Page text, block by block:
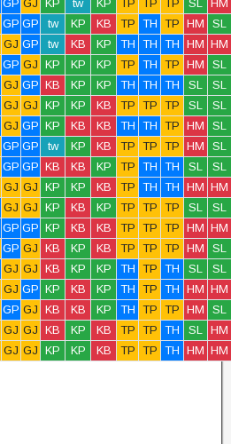
GP GJ KP tw KP TP TP TP SL HM
GP GP tw KP KB TP TH TP HM
SL
GJ GP tw KB KP TH TH TH HM HM
GP GJ KP KP KP TP TH TP HM
SL
GJ GP KB KP KP TH TH TH SL
SL
GJ GJ KP KP KB TP TP TP SL
SL
GJ GP KP KB KB TH TH TP HM
SL
GP GP tw KP KB TP TP TP HM
SL
GP GP KB KB KP TP TH TH SL
SL
GJ GJ KP KP KB TP TH TH HM HM
GJ GJ KP KB KP TP TP TP SL
SL
GP GP KP KB KB TP TP TP HM HM
GP GJ KB KP KB TP TP TP HM
SL
GJ GJ KB KP KP TH TP TH SL
SL
GJ GP KP KB KP TH TP TH HM HM
GP GJ KB KB KP TH TP TP HM
SL
GJ GJ KB KP KB TP TP TH SL HM
GJ GJ KP KP KB TP TP TH HM HM